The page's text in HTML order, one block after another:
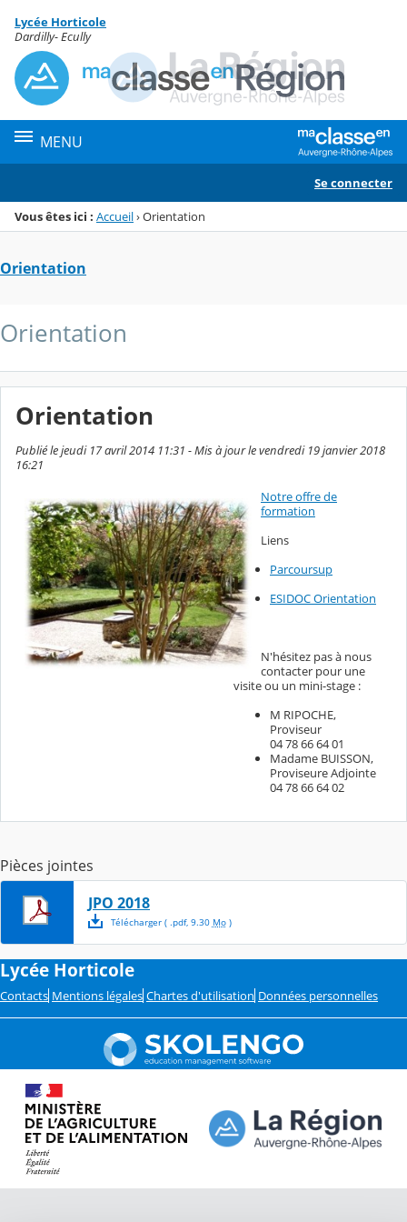
Menu de la rubrique
Contenu
Lycée Horticole
Dardilly- Ecully
MENU
Se connecter
Vous êtes ici : Accueil›Orientation
Orientation
Orientation
Orientation
Publié le jeudi 17 avril 2014 11:31 - Mis à jour le vendredi 19 janvier 2018
16:21
Notre offre de
formation
Liens
Parcoursup
ESIDOC Orientation
N'hésitez pas à nous
contacter pour une
visite ou un mini-stage :
M RIPOCHE,
Proviseur
04 78 66 64 01
Madame BUISSON,
Proviseure Adjointe
04 78 66 64 02
Pièces jointes
JPO 2018
Télécharger( .pdf, 9.30 Mo)
Lycée Horticole
Contacts Mentions légales Chartes d'utilisation Données personnelles